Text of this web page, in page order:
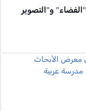
و"التصوير